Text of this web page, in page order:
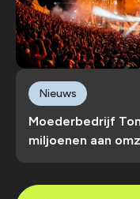
Moederbedrijf
miljoenen aan
Nieuws